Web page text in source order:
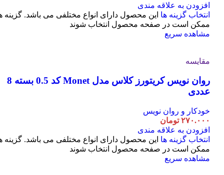
افزودن به علاقه مندی
انتخاب گزینه ها این محصول دارای انواع مختلفی می باشد. گزینه
ممکن است در صفحه محصول انتخاب شوند
مشاهده سریع
مقایسه
روان نویس کریتورز کلاس مدل Monet کد 0.5 بسته 8
عددی
خودکار و روان نویس
۲۷۰.۰۰۰ تومان
افزودن به علاقه مندی
انتخاب گزینه ها این محصول دارای انواع مختلفی می باشد. گزینه
ممکن است در صفحه محصول انتخاب شوند
مشاهده سریع